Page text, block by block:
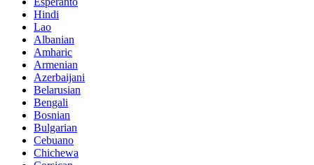
Hindi
Lao
Albanian
Amharic
Armenian
Azerbaijani
Belarusian
Bengali
Bosnian
Bulgarian
Cebuano
Chichewa